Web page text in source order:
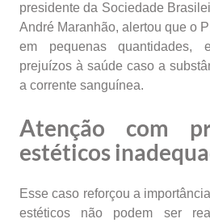
presidente da Sociedade
André Maranhão, alertou que o
em pequenas quantidades,
prejuízos à saúde caso a
a corrente sanguínea.
Atenção com
estéticos
Esse caso reforçou a
estéticos não podem ser